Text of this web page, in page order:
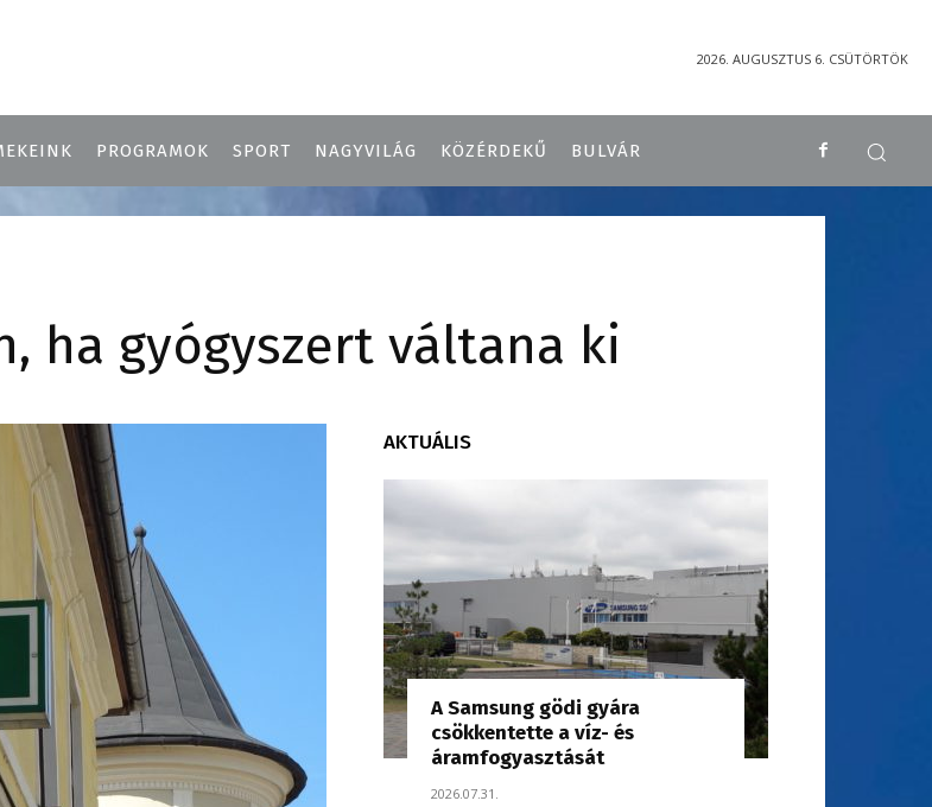
2026. AUGUSZTUS 6. CSÜTÖRTÖK
PROGRAMOK SPORT NAGYVILÁG KÖZÉRDEKŰ BULVÁR
ha gyógyszert váltana ki
AKTUÁLIS
A Samsung gödi gyára
csökkentette a víz- és
áramfogyasztását
2026.07.31.